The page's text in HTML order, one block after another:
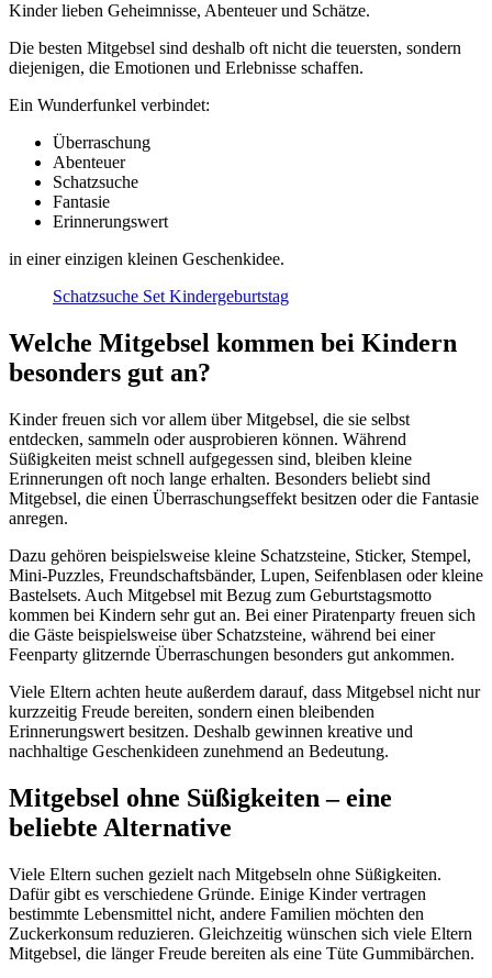
Kinder lieben Geheimnisse, Abenteuer und Schätze.
Die besten Mitgebsel sind deshalb oft nicht die teuersten, sondern
diejenigen, die Emotionen und Erlebnisse schaffen.
Ein Wunderfunkel verbindet:
Überraschung
Abenteuer
Schatzsuche
Fantasie
Erinnerungswert
in einer einzigen kleinen Geschenkidee.
Schatzsuche Set Kindergeburtstag
Welche Mitgebsel kommen bei Kindern
besonders gut an?
Kinder freuen sich vor allem über Mitgebsel, die sie selbst
entdecken, sammeln oder ausprobieren können. Während
Süßigkeiten meist schnell aufgegessen sind, bleiben kleine
Erinnerungen oft noch lange erhalten. Besonders beliebt sind
Mitgebsel, die einen Überraschungseffekt besitzen oder die Fantasie
anregen.
Dazu gehören beispielsweise kleine Schatzsteine, Sticker, Stempel,
Mini-Puzzles, Freundschaftsbänder, Lupen, Seifenblasen oder kleine
Bastelsets. Auch Mitgebsel mit Bezug zum Geburtstagsmotto
kommen bei Kindern sehr gut an. Bei einer Piratenparty freuen sich
die Gäste beispielsweise über Schatzsteine, während bei einer
Feenparty glitzernde Überraschungen besonders gut ankommen.
Viele Eltern achten heute außerdem darauf, dass Mitgebsel nicht nur
kurzzeitig Freude bereiten, sondern einen bleibenden
Erinnerungswert besitzen. Deshalb gewinnen kreative und
nachhaltige Geschenkideen zunehmend an Bedeutung.
Mitgebsel ohne Süßigkeiten – eine
beliebte Alternative
Viele Eltern suchen gezielt nach Mitgebseln ohne Süßigkeiten.
Dafür gibt es verschiedene Gründe. Einige Kinder vertragen
bestimmte Lebensmittel nicht, andere Familien möchten den
Zuckerkonsum reduzieren. Gleichzeitig wünschen sich viele Eltern
Mitgebsel, die länger Freude bereiten als eine Tüte Gummibärchen.